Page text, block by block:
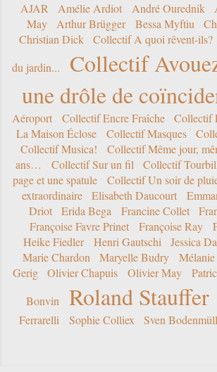
AJAR Amélie Ardiot André Ourednik
May
Arthur Brügger Bessa Myftiu
Christian Dick
Collectif A quoi rêvent-ils?
du jardin...
Collectif
une drôle de
Aéroport
Collectif Encre Fraîche Collectif
La Maison Éclose
Collectif Masques
Collectif Musica!
Collectif Même jour,
ans…
Collectif Sur un fil Collectif
page et une spatule
Collectif Un soir de
extraordinaire
Elisabeth Daucourt
Driot
Erida Bega Francine Collet
Françoise Favre Prinet
Françoise Ray
Heike Fiedler
Henri Gautschi
Jessica
Marie Chardon
Maryelle Budry
Gerig
Olivier Chapuis Olivier May
Bonvin
Roland Stauffer
Ferrarelli
Sophie Colliex Sven